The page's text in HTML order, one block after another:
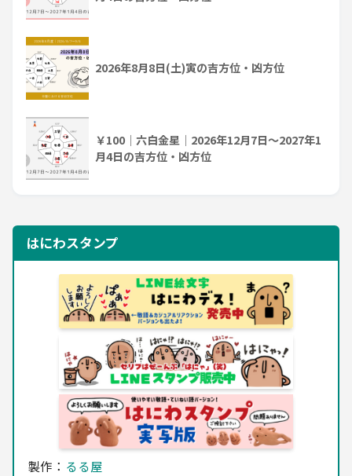
2026年8月8日(土)寅の吉方位・凶方位
￥100｜六白金星｜2026年12月7日～2027年1
月4日の吉方位・凶方位
はにわスタンプ
製作： るる屋